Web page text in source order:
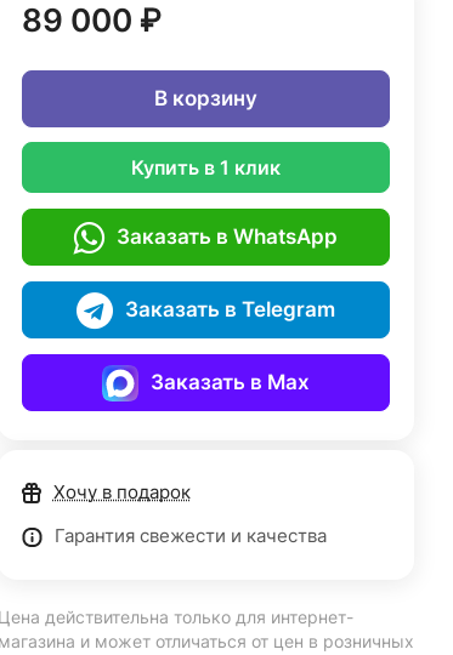
89 000 ₽
В корзину
Купить в 1 клик
Заказать в WhatsApp
Заказать в Telegram
Заказать в Max
Хочу в подарок
Гарантия свежести и качества
Цена действительна только для интернет-
магазина и может отличаться от цен в розничных